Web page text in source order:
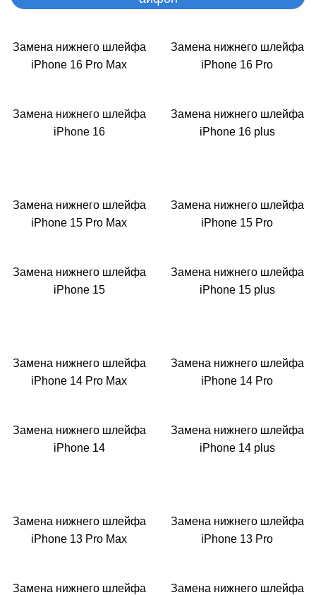
Замена нижнего шлейфа
iPhone 16 Pro Max
Замена нижнего шлейфа
iPhone 16 Pro
Замена нижнего шлейфа
iPhone 16
Замена нижнего шлейфа
iPhone 16 plus
Замена нижнего шлейфа
iPhone 15 Pro Max
Замена нижнего шлейфа
iPhone 15 Pro
Замена нижнего шлейфа
iPhone 15
Замена нижнего шлейфа
iPhone 15 plus
Замена нижнего шлейфа
iPhone 14 Pro Max
Замена нижнего шлейфа
iPhone 14 Pro
Замена нижнего шлейфа
iPhone 14
Замена нижнего шлейфа
iPhone 14 plus
Замена нижнего шлейфа
iPhone 13 Pro Max
Замена нижнего шлейфа
iPhone 13 Pro
Замена нижнего шлейфа
Замена нижнего шлейфа